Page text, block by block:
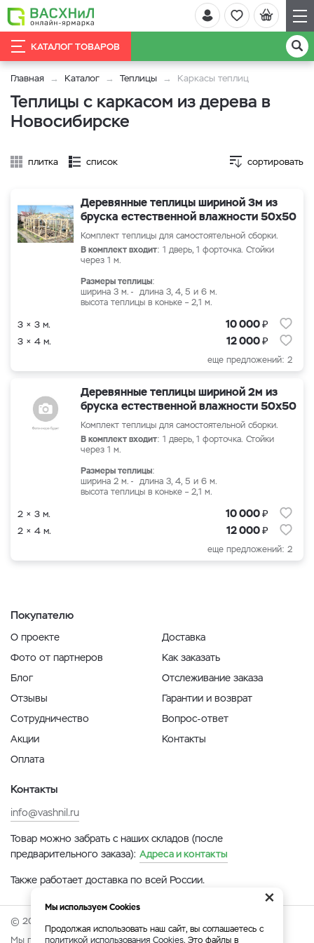
КАТАЛОГ ТОВАРОВ
Главная Каталог Теплицы Каркасы теплиц
Теплицы с каркасом из дерева в
Новосибирске
плитка список сортировать
Деревянные теплицы шириной 3м из
бруска естественной влажности 50х50
Комплект теплицы для самостоятельной сборки.
В комплект входит: 1 дверь, 1 форточка. Стойки
через 1 м.
Размеры теплицы:
ширина 3 м. - длина 3, 4, 5 и 6 м.
высота теплицы в коньке – 2,1 м.
3 × 3 м. 10 000₽
3 × 4 м. 12 000₽
еще предложений: 2
Деревянные теплицы шириной 2м из
бруска естественной влажности 50х50
Комплект теплицы для самостоятельной сборки.
В комплект входит: 1 дверь, 1 форточка. Стойки
через 1 м.
Размеры теплицы:
ширина 2 м. - длина 3, 4, 5 и 6 м.
высота теплицы в коньке – 2,1 м.
2 × 3 м. 10 000₽
2 × 4 м. 12 000₽
еще предложений: 2
Покупателю
О проекте
Фото от партнеров
Блог
Отзывы
Сотрудничество
Акции
Оплата
Доставка
Как заказать
Отслеживание заказа
Гарантии и возврат
Вопрос-ответ
Контакты
Контакты
info@vashnil.ru
Товар можно забрать с наших складов (после
предварительного заказа): Адреса и контакты
Также работает доставка по всей России.
© 2026 Онлайн-ярмарка ВАСХНиЛ.
Мы принимаем:
×
Мы используем Cookies
Продолжая использовать наш сайт, вы соглашаетесь с
политикой использования Cookies. Это файлы в